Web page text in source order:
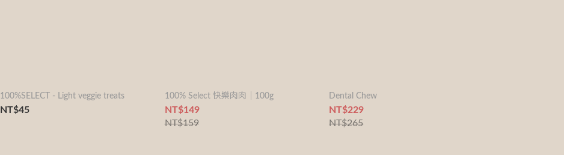
100%SELECT - Light veggie treats
NT$45
100% Select 快樂肉肉｜100g
NT$149
NT$159
Dental Chew
NT$229
NT$265